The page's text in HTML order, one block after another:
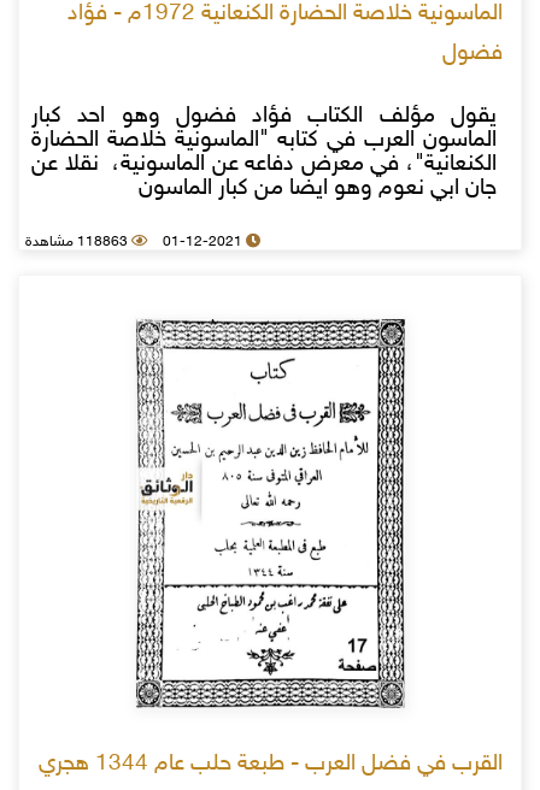
الماسونية خلاصة الحضارة الكنعانية 1972م - فؤاد
فضول
يقول مؤلف الكتاب فؤاد فضول وهو احد كبار
الماسون العرب في كتابه "الماسونية خلاصة الحضارة
الكنعانية"، في معرض دفاعه عن الماسونية، نقلا عن
جان ابي نعوم وهو ايضا من كبار الماسون
01-12-2021 118863 مشاهدة
القرب في فضل العرب - طبعة حلب عام 1344 هجري